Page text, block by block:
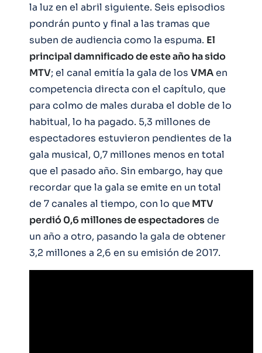
la luz en el abril siguiente. Seis episodios
pondrán punto y final a las tramas que
suben de audiencia como la espuma. El
principal damnificado de este año ha sido
MTV; el canal emitía la gala de los VMAen
competencia directa con el capítulo, que
para colmo de males duraba el doble de lo
habitual, lo ha pagado. 5,3 millones de
espectadores estuvieron pendientes de la
gala musical, 0,7 millones menos en total
que el pasado año. Sin embargo, hay que
recordar que la gala se emite en un total
de 7 canales al tiempo, con lo que MTV
perdió 0,6 millones de espectadoresde
un año a otro, pasando la gala de obtener
3,2 millones a 2,6 en su emisión de 2017.